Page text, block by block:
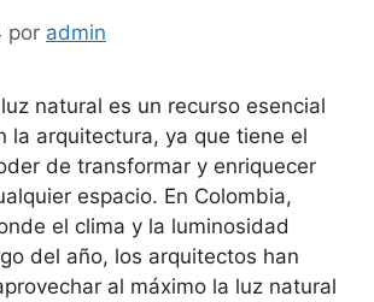
por admin
natural es un recurso esencial
la arquitectura, ya que tiene el
de transformar y enriquecer
espacio. En Colombia,
el clima y la luminosidad
del año, los arquitectos han
al máximo la luz natural